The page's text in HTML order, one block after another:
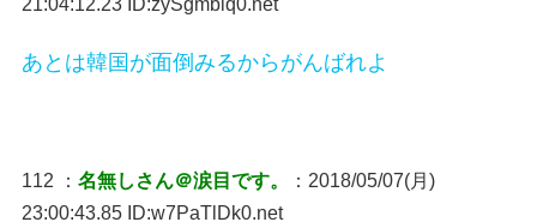
21:04:12.23 ID:zySgmblq0.net
あとは韓国が面倒みるからがんばれよ
112 ： 名無しさん＠涙目です。
：2018/05/07(月)
23:00:43.85 ID:w7PaTlDk0.net